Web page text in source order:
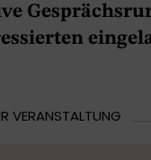
VERANSTALTUNG